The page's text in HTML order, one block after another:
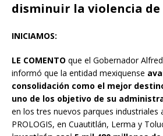
disminuir la violencia de
INICIAMOS:
LE COMENTO que el Gobernador
informó que la entidad mexiquense
consolidación como el mejor
uno de los objetivo de su
en los tres nuevos parques industriales
PROLOGIS, en Cuautitlán, Lerma y